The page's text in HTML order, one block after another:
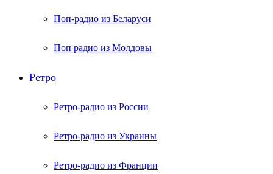
Поп-радио из Беларуси
Поп радио из Молдовы
Ретро
Ретро-радио из России
Ретро-радио из Украины
Ретро-радио из Франции